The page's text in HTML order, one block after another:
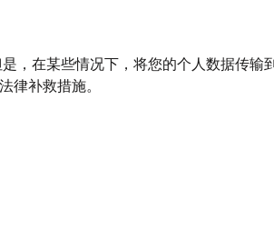
，在某些情况下，将您的个人数据传输
律补救措施。